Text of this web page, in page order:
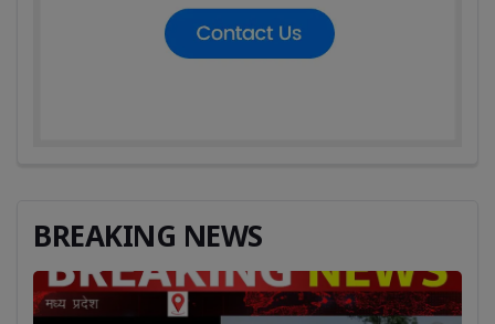
BREAKING NEWS